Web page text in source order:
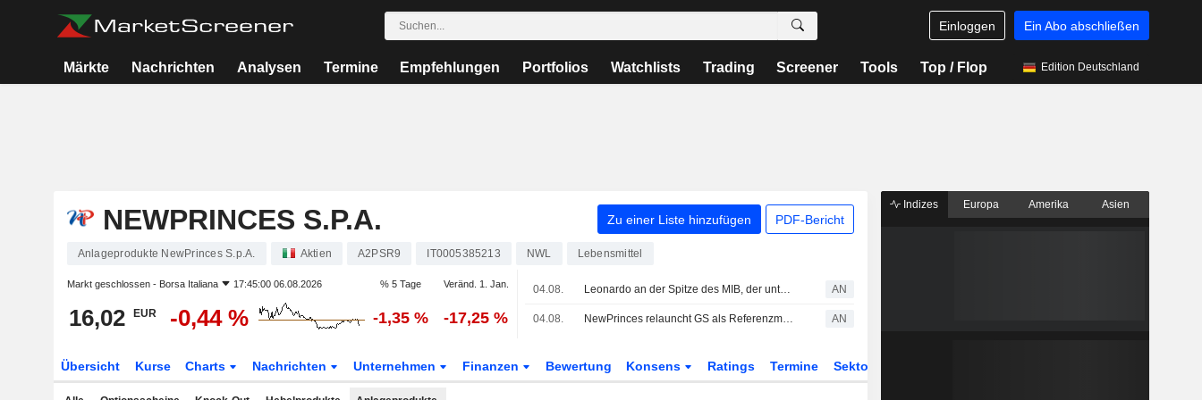
Einloggen Ein Abo abschließen
Märkte Nachrichten Analysen Termine Empfehlungen Portfolios Watchlists Trading Screener Tools Top / Flop Edition Deutschland
NEWPRINCES S.P.A. Zu einer Liste hinzufügen PDF-Bericht
Anlageprodukte NewPrinces S.p.A. Aktien A2PSR9 IT0005385213 NWL Lebensmittel
Markt geschlossen - Borsa Italiana 17:45:00 06.08.2026 % 5 Tage Veränd. 1. Jan.
16,02 EUR -0,44 % -1,35 % -17,25 %
04.08. Leonardo an der Spitze des MIB, der unter Europas Börsen glänzt AN
04.08. NewPrinces relauncht GS als Referenzmarke für den Einzelhandel AN
Übersicht Kurse Charts Nachrichten Unternehmen Finanzen Bewertung Konsens Ratings Termine Sektor
Indizes Europa Amerika Asien